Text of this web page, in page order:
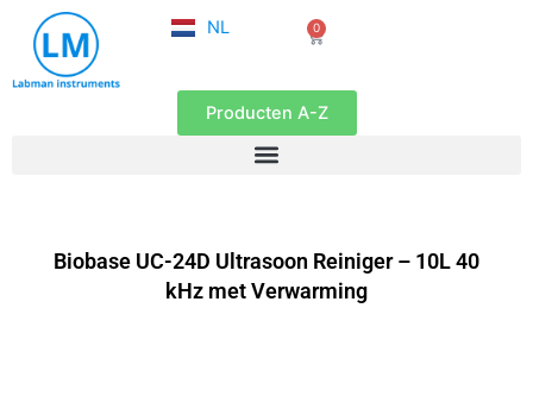
naar
NL
EN
0
Winkelwagen
Producten A-Z
Biobase UC-24D Ultrasoon Reiniger – 10L 40
kHz met Verwarming